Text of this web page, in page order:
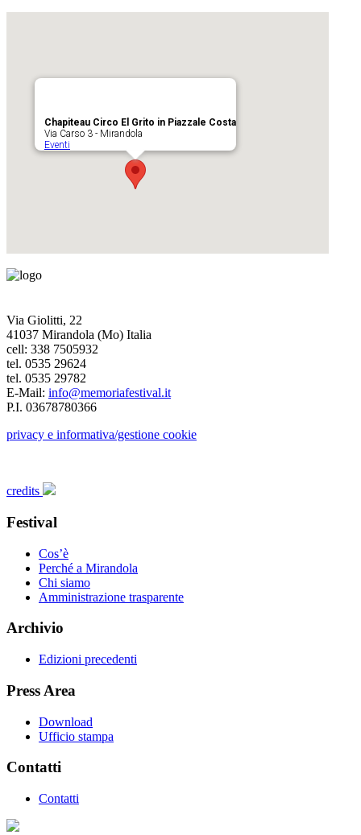
Chapiteau Circo El Grito in Piazzale Costa
Via Carso 3 - Mirandola
Eventi
Via Giolitti, 22
41037 Mirandola (Mo) Italia
cell: 338 7505932
tel. 0535 29624
tel. 0535 29782
E-Mail: info@memoriafestival.it
P.I. 03678780366
privacy e informativa/gestione cookie
credits
Festival
Cos’è
Perché a Mirandola
Chi siamo
Amministrazione trasparente
Archivio
Edizioni precedenti
Press Area
Download
Ufficio stampa
Contatti
Contatti